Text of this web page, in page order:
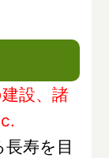
設、諸
寿を目